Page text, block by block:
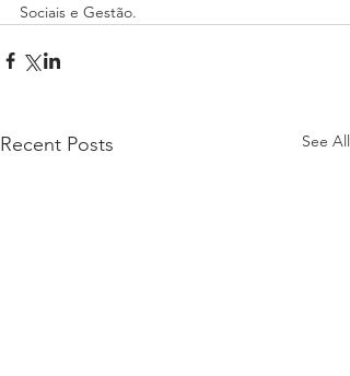
Sociais e Gestão.
Recent Posts See All